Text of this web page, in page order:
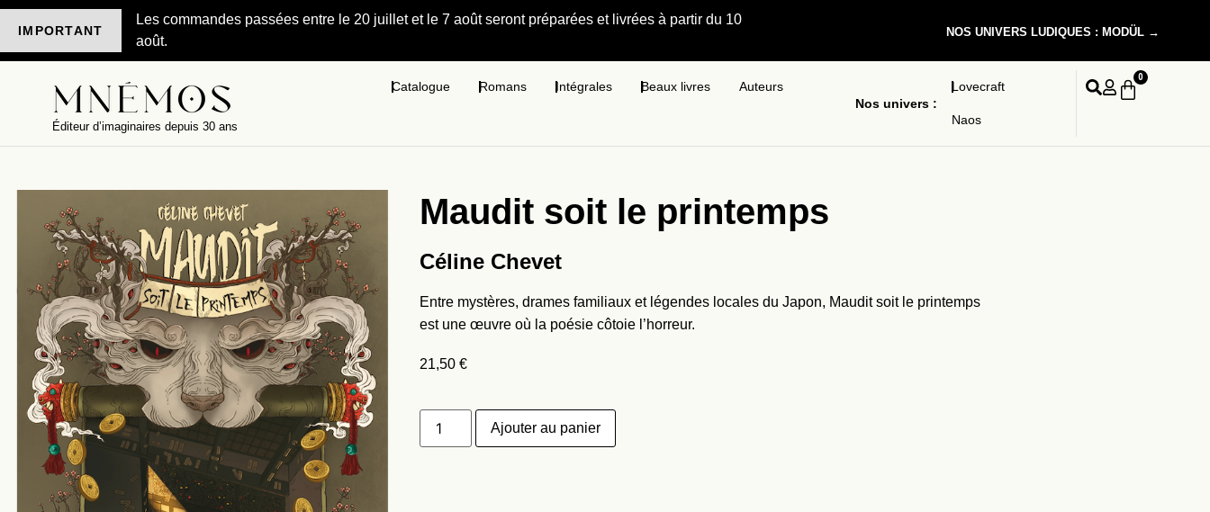
IMPORTANT
Les commandes passées entre le 20 juillet et le 7 août seront préparées et livrées à partir du 10
août.
NOS UNIVERS LUDIQUES : MODÜL →
Éditeur d’imaginaires depuis 30 ans
Catalogue Romans Intégrales Beaux livres
Auteurs
Nos univers :
Lovecraft
Naos
0
Maudit soit le printemps
Céline Chevet
Entre mystères, drames familiaux et légendes locales du Japon, Maudit soit le printemps
est une œuvre où la poésie côtoie l’horreur.
21,50 €
Ajouter au panier